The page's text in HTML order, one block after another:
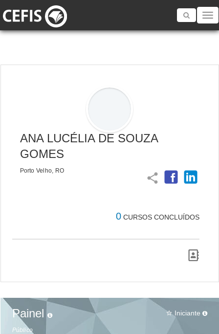
Toggle
ANA LUCÉLIA DE SOUZA
GOMES
Porto Velho, RO
share
0 CURSOS CONCLUÍDOS
Painel
Público
star_border Iniciante